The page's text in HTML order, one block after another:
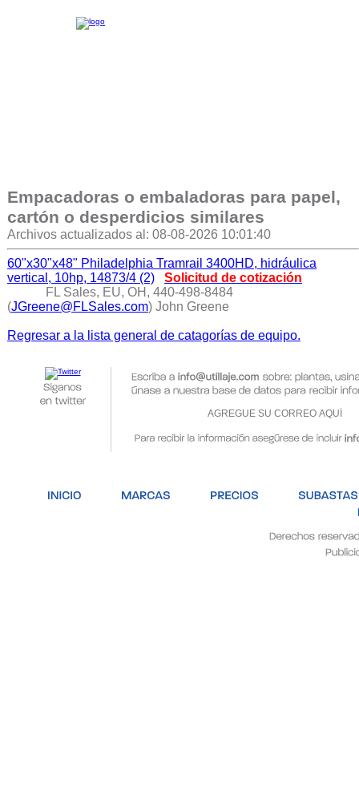
Empacadoras o embaladoras para papel,
cartón o desperdicios similares
Archivos actualizados al: 08-08-2026 10:01:40
60"x30"x48" Philadelphia Tramrail 3400HD, hidráulica
vertical, 10hp, 14873/4 (2)
Solicitud de cotización
FL Sales, EU, OH, 440-498-8484
(JGreene@FLSales.com) John Greene
Regresar a la lista general de catagorías de equipo.